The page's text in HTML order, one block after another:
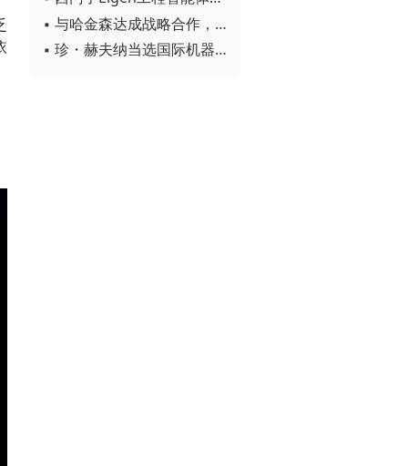
▪ 与哈金森达成战略合作，乐聚机器人何以持续获得工业巨头青睐？
▪ 珍・赫夫纳当选国际机器人联合会新任主席